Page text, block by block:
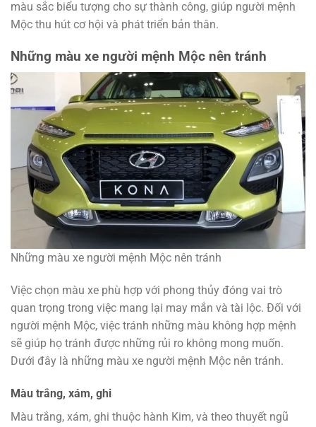
màu sắc biểu tượng cho sự thành công, giúp người mệnh
Mộc thu hút cơ hội và phát triển bản thân.
Những màu xe người mệnh Mộc nên tránh
Những màu xe người mệnh Mộc nên tránh
Việc chọn màu xe phù hợp với phong thủy đóng vai trò
quan trọng trong việc mang lại may mắn và tài lộc. Đối với
người mệnh Mộc, việc tránh những màu không hợp mệnh
sẽ giúp họ tránh được những rủi ro không mong muốn.
Dưới đây là những màu xe người mệnh Mộc nên tránh.
Màu trắng, xám, ghi
Màu trắng, xám, ghi thuộc hành Kim, và theo thuyết ngũ